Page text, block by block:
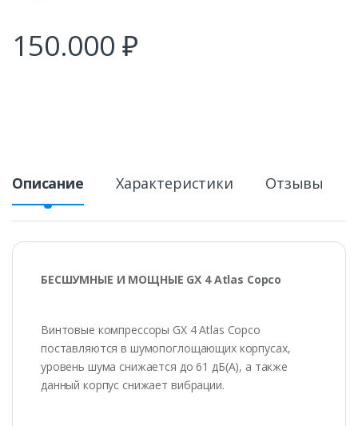
150.000 ₽
Описание Характеристики Отзывы
БЕСШУМНЫЕ И МОЩНЫЕ GX 4 Atlas Copco
Винтовые компрессоры GX 4 Atlas Copco
поставляются в шумопоглощающих корпусах,
уровень шума снижается до 61 дБ(А), а также
данный корпус снижает вибрации.